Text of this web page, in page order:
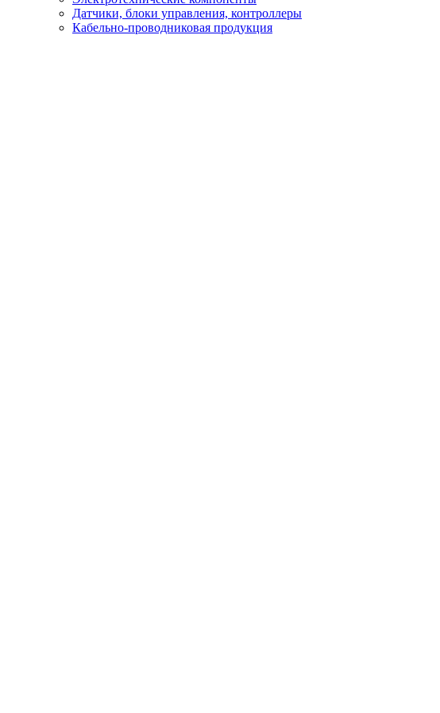
Датчики, блоки управления, контроллеры
Кабельно-проводниковая продукция